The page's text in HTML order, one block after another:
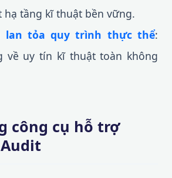
hạ tầng kĩ thuật bền vững.
lan tỏa quy trình thực thể:
về uy tín kĩ thuật toàn không
công cụ hỗ trợ